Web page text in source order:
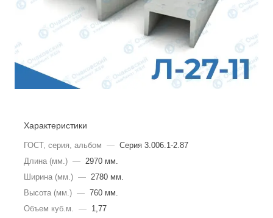
Характеристики
ГОСТ, серия, альбом — Серия 3.006.1-2.87
Длина (мм.) — 2970 мм.
Ширина (мм.) — 2780 мм.
Высота (мм.) — 760 мм.
Объем куб.м. — 1,77